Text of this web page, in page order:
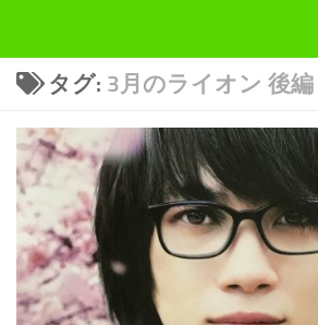
タグ: 3月のライオン 後編